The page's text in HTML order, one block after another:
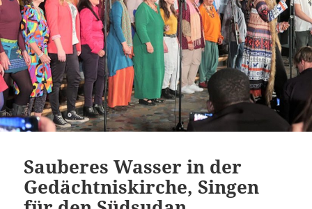
Sauberes Wasser in der
Gedächtniskirche, Singen